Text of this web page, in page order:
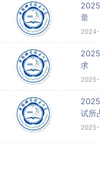
章
求
试所